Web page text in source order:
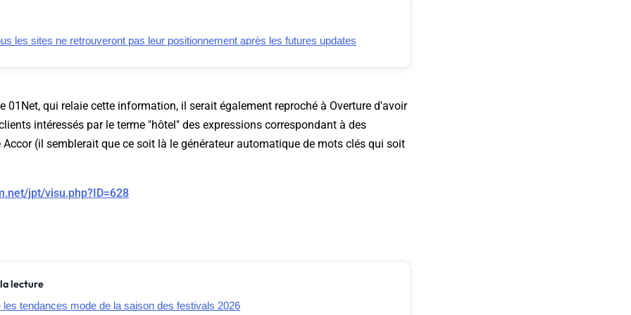
les sites ne retrouveront pas leur positionnement après les futures updates
01Net, qui relaie cette information, il serait également reproché à Overture d'avoir
intéressés par le terme "hôtel" des expressions correspondant à des
(il semblerait que ce soit là le générateur automatique de mots clés qui soit
jpt/visu.php?ID=628
lecture
les tendances mode de la saison des festivals 2026